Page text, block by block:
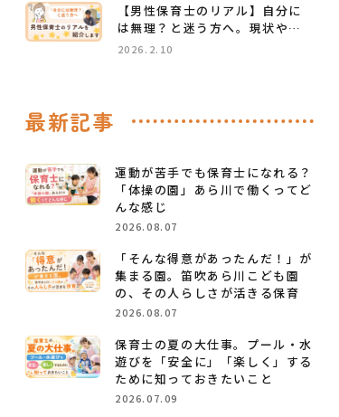
【男性保育士のリアル】自分に
は無理？と迷う方へ。現状や給
料、やりがいを徹底解説
2026.2.10
最新記事
運動が苦手でも保育士になれる？
「体操の園」あら川で働くってど
んな感じ
2026.08.07
「そんな得意があったんだ！」が
集まる園。笛吹あら川こども園
の、その人らしさが活きる保育
2026.08.07
保育士の夏の大仕事。プール・水
遊びを「安全に」「楽しく」する
ために知っておきたいこと
2026.07.09